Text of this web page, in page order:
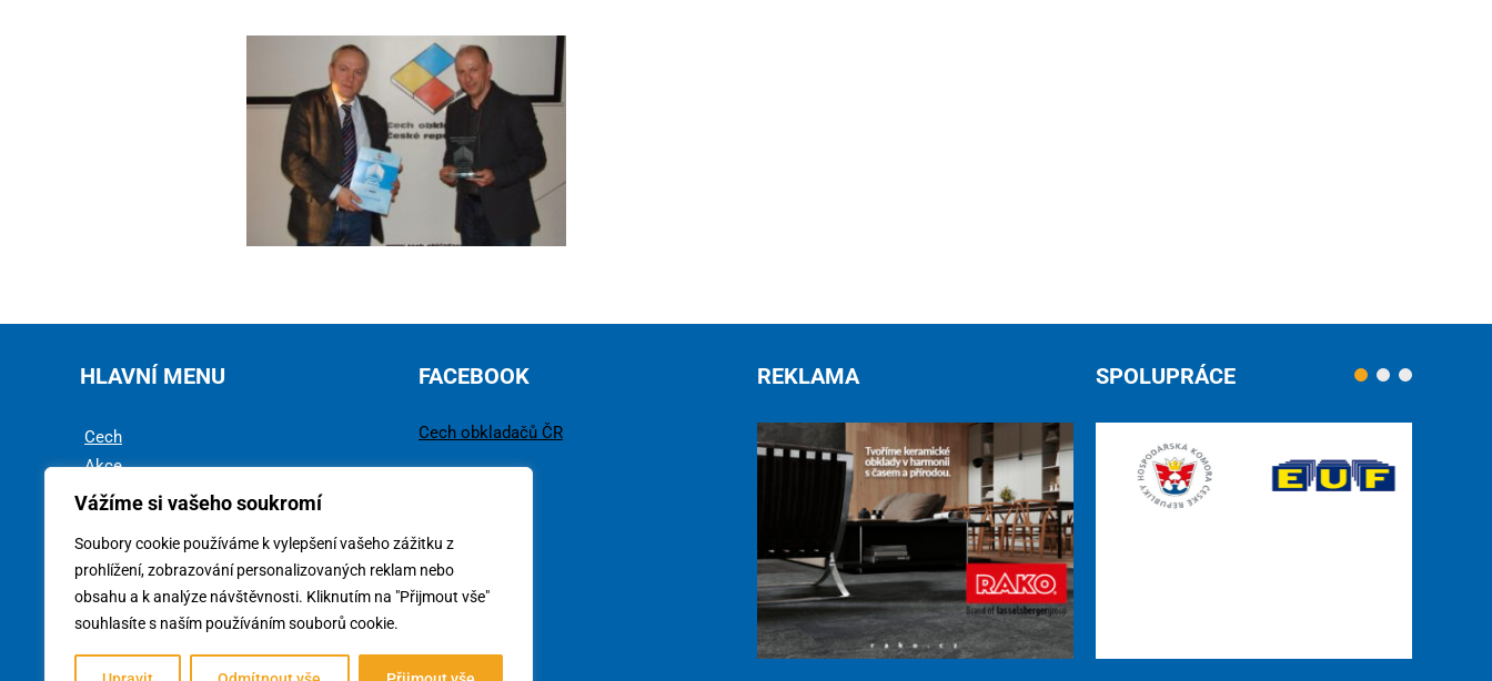
Vážíme si vašeho soukromí
Soubory cookie používáme k vylepšení vašeho zážitku z
prohlížení, zobrazování personalizovaných reklam nebo
obsahu a k analýze návštěvnosti. Kliknutím na "Přijmout vše"
souhlasíte s naším používáním souborů cookie.
HLAVNÍ MENU
Cech
Akce
Rady a tipy
Ke stažení
FACEBOOK
Cech obkladačů ČR
REKLAMA SPOLUPRÁCE